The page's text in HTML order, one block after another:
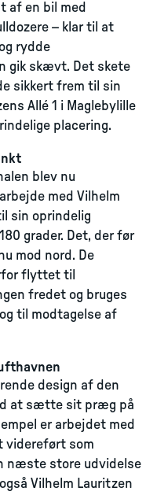
af en bil med
– klar til at
rydde
gik skævt. Det skete
sikkert frem til sin
Allé 1 i Maglebylille
placering.
blev nu
med Vilhelm
sin oprindelig
grader. Det, der før
mod nord. De
flyttet til
fredet og bruges
til modtagelse af
design af den
at sætte sit præg på
er arbejdet med
videreført som
næste store udvidelse
Vilhelm Lauritzen